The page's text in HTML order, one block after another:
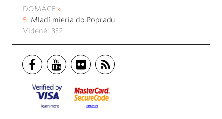
DOMÁCE
Mladí mieria do Popradu
Videné: 332